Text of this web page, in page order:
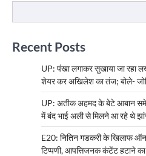
Recent Posts
UP: पंखा लगाकर सुखाया जा
शेयर कर अखिलेश का तंज; बोले-
UP: अतीक अहमद के बेटे आबान
में बंद भाई अली से मिलने आ रहे थे
E20: नितिन गडकरी के खिलाफ
टिप्पणी, आपत्तिजनक कंटेंट हटाने